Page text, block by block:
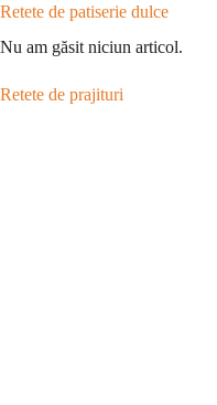
Retete de patiserie dulce
Nu am găsit niciun articol.
Retete de prajituri